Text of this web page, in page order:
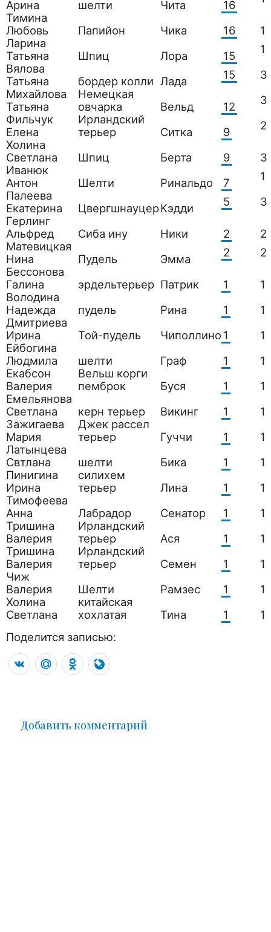
Арина
шелти Чита 16
Тимина
Любовь
Папийон Чика 16
1
Ларина
Татьяна
Шпиц Лора 15
1
Вялова
Татьяна
бордер колли Лада 15
3
Михайлова
Татьяна
Немецкая
овчарка
Вельд 12
3
Фильчук
Елена
Ирландский
терьер
Ситка 9
2
Холина
Светлана
Шпиц Берта 9
3
Иванюк
Антон
Шелти Ринальдо 7
1
Палеева
Екатерина
ЦвергшнауцерКэдди 5
3
Герлинг
Альфред
Сиба ину Ники 2
2
Матевицкая
Нина
Пудель Эмма 2
2
Бессонова
Галина
эрдельтерьер Патрик 1
1
Володина
Надежда
пудель Рина 1
1
Дмитриева
Ирина
Той-пудель Чиполлино 1
1
Ейбогина
Людмила
шелти Граф 1
1
Екабсон
Валерия
Вельш корги
пемброк
Буся 1
1
Емельянова
Светлана
керн терьер Викинг 1
1
Зажигаева
Мария
Джек рассел
терьер
Гуччи 1
1
Латынцева
Свтлана
шелти Бика 1
1
Пинигина
Ирина
силихем
терьер
Лина 1
1
Тимофеева
Анна
Лабрадор Сенатор 1
1
Тришина
Валерия
Ирландский
терьер
Ася 1
1
Тришина
Валерия
Ирландский
терьер
Семен 1
1
Чиж
Валерия
Шелти Рамзес 1
1
Холина
Светлана
китайская
хохлатая
Тина 1
1
Поделится записью:
VK Mail.RuOdnoklassniki
Добавить комментарий